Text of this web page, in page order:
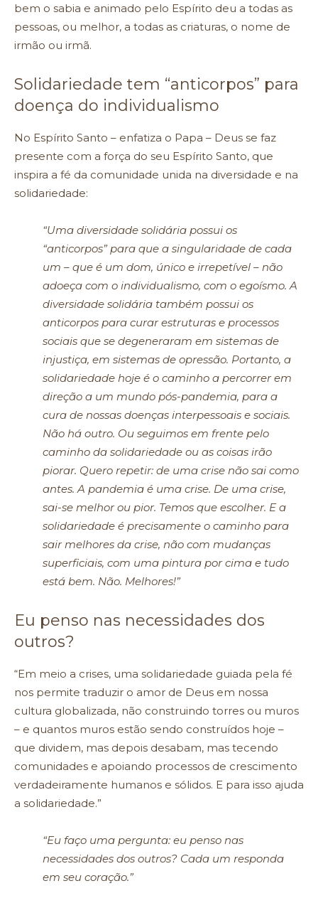
bem o sabia e animado pelo Espírito deu a todas as
pessoas, ou melhor, a todas as criaturas, o nome de
irmão ou irmã.
Solidariedade tem “anticorpos” para
doença do individualismo
No Espírito Santo – enfatiza o Papa – Deus se faz
presente com a força do seu Espírito Santo, que
inspira a fé da comunidade unida na diversidade e na
solidariedade:
“Uma diversidade solidária possui os
“anticorpos” para que a singularidade de cada
um – que é um dom, único e irrepetível – não
adoeça com o individualismo, com o egoísmo. A
diversidade solidária também possui os
anticorpos para curar estruturas e processos
sociais que se degeneraram em sistemas de
injustiça, em sistemas de opressão. Portanto, a
solidariedade hoje é o caminho a percorrer em
direção a um mundo pós-pandemia, para a
cura de nossas doenças interpessoais e sociais.
Não há outro. Ou seguimos em frente pelo
caminho da solidariedade ou as coisas irão
piorar. Quero repetir: de uma crise não sai como
antes. A pandemia é uma crise. De uma crise,
sai-se melhor ou pior. Temos que escolher. E a
solidariedade é precisamente o caminho para
sair melhores da crise, não com mudanças
superficiais, com uma pintura por cima e tudo
está bem. Não. Melhores!”
Eu penso nas necessidades dos
outros?
“Em meio a crises, uma solidariedade guiada pela fé
nos permite traduzir o amor de Deus em nossa
cultura globalizada, não construindo torres ou muros
– e quantos muros estão sendo construídos hoje –
que dividem, mas depois desabam, mas tecendo
comunidades e apoiando processos de crescimento
verdadeiramente humanos e sólidos. E para isso ajuda
a solidariedade.”
“Eu faço uma pergunta: eu penso nas
necessidades dos outros? Cada um responda
em seu coração.”